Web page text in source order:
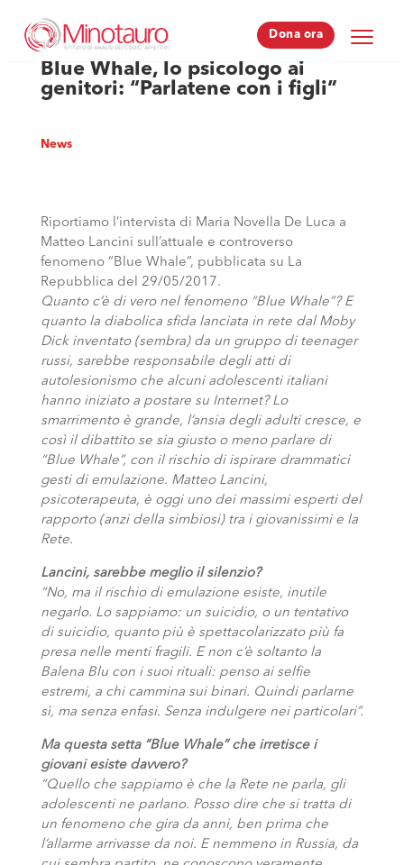
Dona ora
Dona ora
Blue Whale, lo psicologo ai
genitori: “Parlatene con i figli”
News
Riportiamo l’intervista di Maria Novella De Luca a
Matteo Lancini sull’attuale e controverso
fenomeno “Blue Whale”, pubblicata su La
Repubblica del 29/05/2017.
Quanto c’è di vero nel fenomeno “Blue Whale”? E
quanto la diabolica sfida lanciata in rete dal Moby
Dick inventato (sembra) da un gruppo di teenager
russi, sarebbe responsabile degli atti di
autolesionismo che alcuni adolescenti italiani
hanno iniziato a postare su Internet? Lo
smarrimento è grande, l’ansia degli adulti cresce, e
così il dibattito se sia giusto o meno parlare di
“Blue Whale”, con il rischio di ispirare drammatici
gesti di emulazione. Matteo Lancini,
psicoterapeuta, è oggi uno dei massimi esperti del
rapporto (anzi della simbiosi) tra i giovanissimi e la
Rete.
Lancini, sarebbe meglio il silenzio?
“No, ma il rischio di emulazione esiste, inutile
negarlo. Lo sappiamo: un suicidio, o un tentativo
di suicidio, quanto più è spettacolarizzato più fa
presa nelle menti fragili. E non c’è soltanto la
Balena Blu con i suoi rituali: penso ai selfie
estremi, a chi cammina sui binari. Quindi parlarne
sì, ma senza enfasi. Senza indulgere nei particolari”.
Ma questa setta “Blue Whale” che irretisce i
giovani esiste davvero?
“Quello che sappiamo è che la Rete ne parla, gli
adolescenti ne parlano. Posso dire che si tratta di
un fenomeno che gira da anni, ben prima che
l’allarme arrivasse da noi. E nemmeno in Russia, da